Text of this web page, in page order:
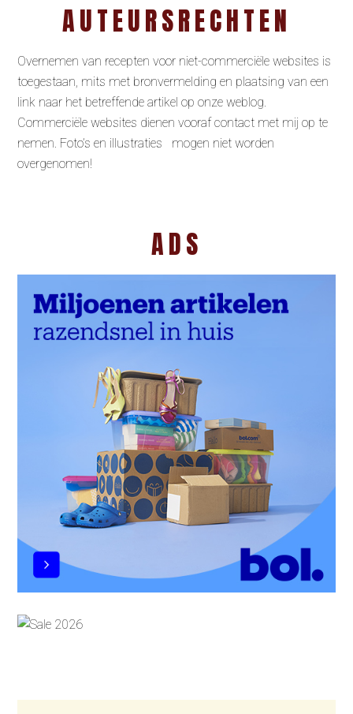
AUTEURSRECHTEN
Overnemen van recepten voor niet-commerciële websites is
toegestaan, mits met bronvermelding en plaatsing van een
link naar het betreffende artikel op onze weblog.
Commerciële websites dienen vooraf contact met mij op te
nemen. Foto’s en illustraties mogen niet worden
overgenomen!
ADS